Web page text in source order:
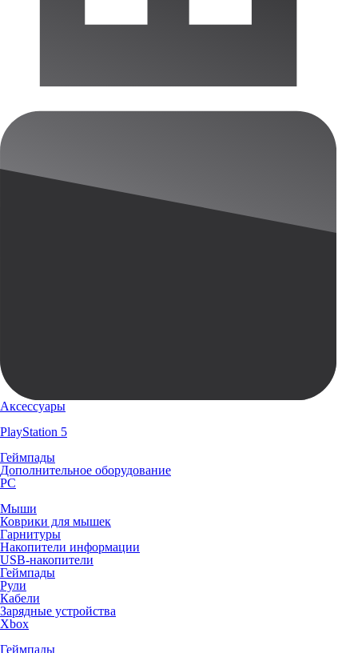
Аксессуары
PlayStation 5
Геймпады
Дополнительное оборудование
PC
Мыши
Коврики для мышек
Гарнитуры
Накопители информации
USB-накопители
Геймпады
Рули
Кабели
Зарядные устройства
Xbox
Геймпады